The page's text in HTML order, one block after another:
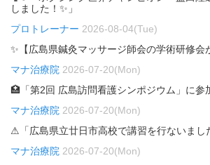
しました！✨」
プロトレーナー 2026-08-04(Tue)
✨【広島県鍼灸マッサージ師会の学術研修会
マナ治療院 2026-07-20(Mon)
🏥「第2回 広島訪問看護シンポジウム」に参
マナ治療院 2026-07-20(Mon)
⚠「広島県立廿日市高校で講習を行ないまし
マナ治療院 2026-07-20(Mon)